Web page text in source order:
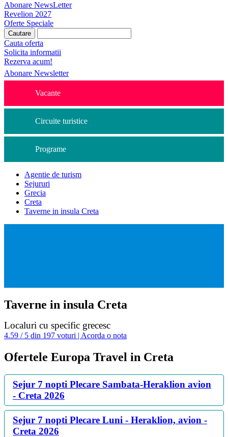
Abonare NewsLetter
Revelion 2027
Oferte Speciale
Cauta oferta
Solicita informatii
Rezerva acum!
Abonare Newsletter
Vacante
Circuite turistice
Programe
Agentie de turism
Sejururi
Grecia
Creta
Taverne in insula Creta
Taverne in insula Creta
Localuri cu specific grecesc
4.59 / 5 din 197 voturi | Acorda o nota
Ofertele Europa Travel in Creta
Sejur 7 nopti Plecare Sambata-Heraklion avion
- Creta 2026
Sejur 7 nopti Plecare Luni - Heraklion, avion -
Creta 2026